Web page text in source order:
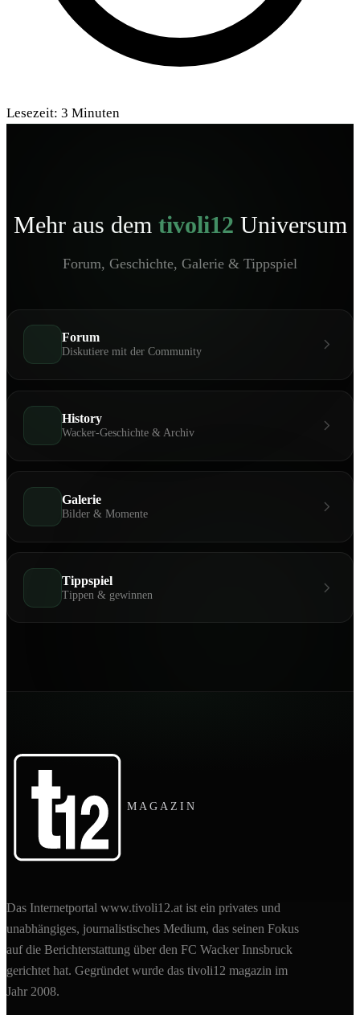
Lesezeit: 3 Minuten
Mehr aus dem tivoli12 Universum
Forum, Geschichte, Galerie & Tippspiel
Forum
Diskutiere mit der Community
History
Wacker-Geschichte & Archiv
Galerie
Bilder & Momente
Tippspiel
Tippen & gewinnen
MAGAZIN
Das Internetportal www.tivoli12.at ist ein privates und
unabhängiges, journalistisches Medium, das seinen Fokus
auf die Berichterstattung über den FC Wacker Innsbruck
gerichtet hat. Gegründet wurde das tivoli12 magazin im
Jahr 2008.